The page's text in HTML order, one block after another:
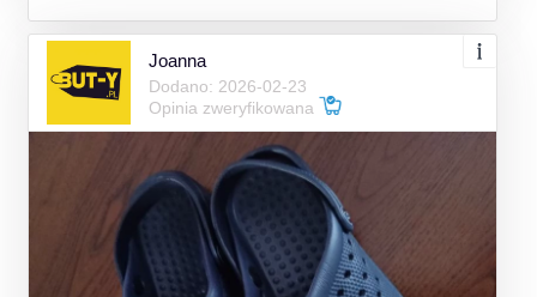
Joanna
Dodano: 2026-02-23
Opinia zweryfikowana